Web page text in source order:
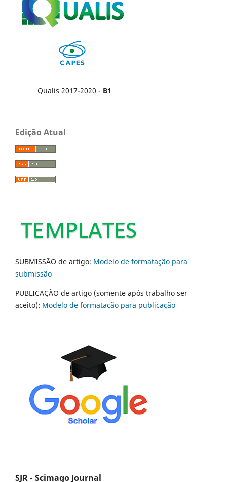
Qualis 2017-2020 - B1
Edição Atual
SUBMISSÃO de artigo: Modelo de formatação para
submissão
PUBLICAÇÃO de artigo (somente após trabalho ser
aceito): Modelo de formatação para publicação
SJR - Scimago Journal